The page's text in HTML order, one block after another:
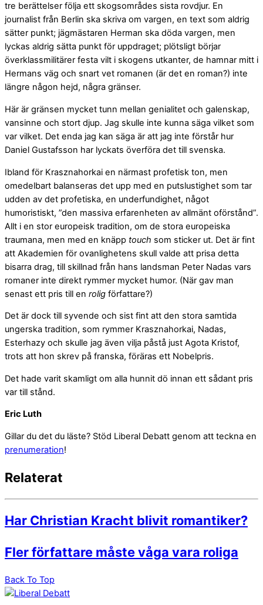
tre berättelser följa ett skogsområdes sista rovdjur. En
journalist från Berlin ska skriva om vargen, en text som aldrig
sätter punkt; jägmästaren Herman ska döda vargen, men
lyckas aldrig sätta punkt för uppdraget; plötsligt börjar
överklassmilitärer festa vilt i skogens utkanter, de hamnar mitt i
Hermans väg och snart vet romanen (är det en roman?) inte
längre någon hejd, några gränser.
Här är gränsen mycket tunn mellan genialitet och galenskap,
vansinne och stort djup. Jag skulle inte kunna säga vilket som
var vilket. Det enda jag kan säga är att jag inte förstår hur
Daniel Gustafsson har lyckats överföra det till svenska.
Ibland för Krasznahorkai en närmast profetisk ton, men
omedelbart balanseras det upp med en putslustighet som tar
udden av det profetiska, en underfundighet, något
humoristiskt, ”den massiva erfarenheten av allmänt oförstånd”.
Allt i en stor europeisk tradition, om de stora europeiska
traumana, men med en knäpp touch som sticker ut. Det är fint
att Akademien för ovanlighetens skull valde att prisa detta
bisarra drag, till skillnad från hans landsman Peter Nadas vars
romaner inte direkt rymmer mycket humor. (När gav man
senast ett pris till en rolig författare?)
Det är dock till syvende och sist fint att den stora samtida
ungerska tradition, som rymmer Krasznahorkai, Nadas,
Esterhazy och skulle jag även vilja påstå just Agota Kristof,
trots att hon skrev på franska, föräras ett Nobelpris.
Det hade varit skamligt om alla hunnit dö innan ett sådant pris
var till stånd.
Eric Luth
Gillar du det du läste? Stöd Liberal Debatt genom att teckna en
prenumeration!
Relaterat
Har Christian Kracht blivit romantiker?
Fler författare måste våga vara roliga
Back To Top